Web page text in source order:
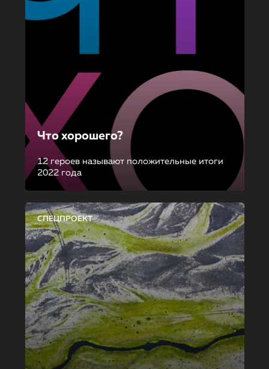
Что хорошего?
12 героев называют положительные итоги
2022 года
СПЕЦПРОЕКТ